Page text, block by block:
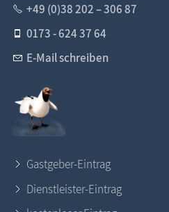
+49 (0)38 202 – 306 87
0173 - 624 37 64
E-Mail schreiben
Gastgeber-Eintrag
Dienstleister-Eintrag